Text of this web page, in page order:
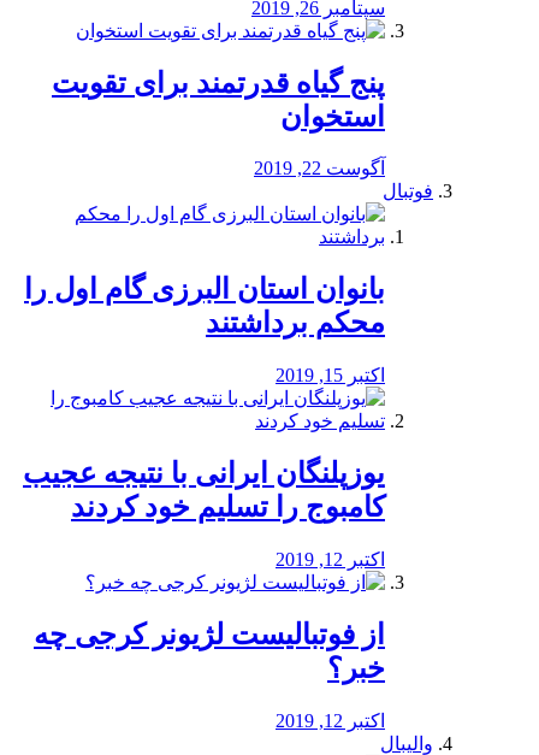
سپتامبر 26, 2019
پنج گیاه قدرتمند برای تقویت
استخوان
آگوست 22, 2019
فوتبال
بانوان استان البرزی گام اول را
محكم برداشتند
اکتبر 15, 2019
یوزپلنگان ایرانی با نتیجه عجیب
کامبوج را تسلیم خود کردند
اکتبر 12, 2019
از فوتبالیست لژیونر کرجی چه
خبر؟
اکتبر 12, 2019
والیبال